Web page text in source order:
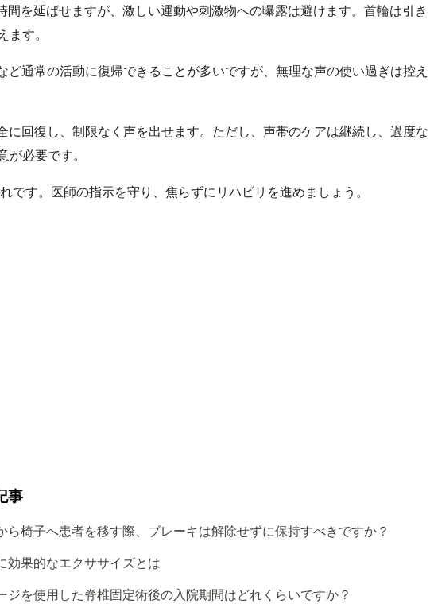
間を延ばせますが、激しい運動や刺激物への曝露は避けます。首輪は引き
す。
ど通常の活動に復帰できることが多いですが、無理な声の使い過ぎは控え
に回復し、制限なく声を出せます。ただし、声帯のケアは継続し、過度な
が必要です。
です。医師の指示を守り、焦らずにリハビリを進めましょう。
事
ら椅子へ患者を移す際、ブレーキは解除せずに保持すべきですか？
効果的なエクササイズとは
ジを使用した脊椎固定術後の入院期間はどれくらいですか？